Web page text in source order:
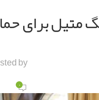
متیل برای
by
۰